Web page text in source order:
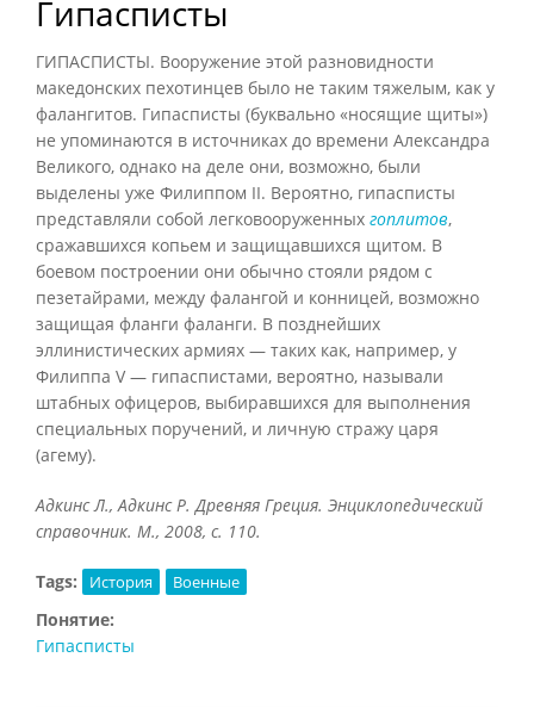
Гипасписты
ГИПАСПИСТЫ. Вооружение этой разновидности
македонских пехотинцев было не таким тяжелым, как у
фалангитов. Гипасписты (буквально «носящие щиты»)
не упоминаются в источниках до времени Александра
Великого, однако на деле они, возможно, были
выделены уже Филиппом II. Вероятно, гипасписты
представляли собой легковооруженных гоплитов,
сражавшихся копьем и защищавшихся щитом. В
боевом построении они обычно стояли рядом с
пезетайрами, между фалангой и конницей, возможно
защищая фланги фаланги. В позднейших
эллинистических армиях — таких как, например, у
Филиппа V — гипаспистами, вероятно, называли
штабных офицеров, выбиравшихся для выполнения
специальных поручений, и личную стражу царя
(агему).
Адкинс Л., Адкинс Р. Древняя Греция. Энциклопедический
справочник. М., 2008, с. 110.
Tags: История Военные
Понятие:
Гипасписты